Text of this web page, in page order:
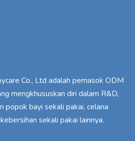
Co., Ltd adalah pemasok ODM
mengkhususkan diri dalam R&D,
popok bayi sekali pakai, celana
sekali pakai lainnya.